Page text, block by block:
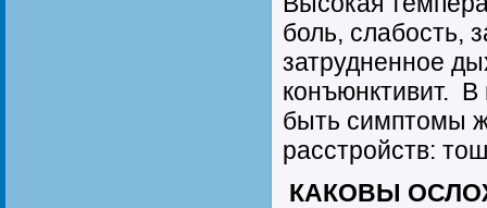
боль, слабость,
затрудненное
конъюнктивит. В
быть симптомы
расстройств:
КАКОВЫ